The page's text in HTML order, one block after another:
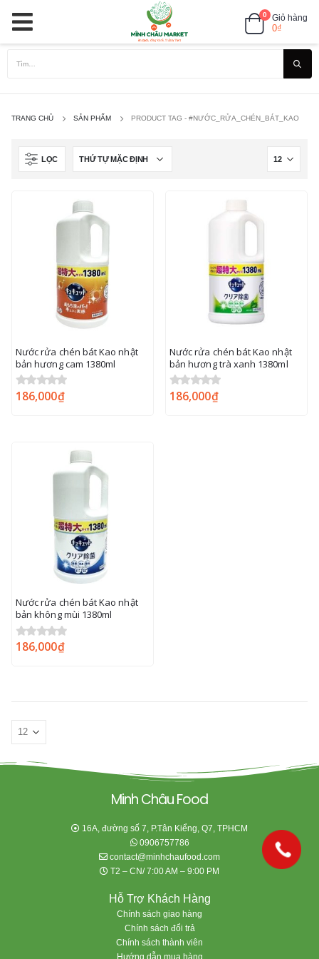
0 Giỏ hàng
0₫
TRANG CHỦ SẢN PHẨM PRODUCT TAG - #NƯỚC_RỬA_CHÉN_BÁT_KAO
LỌC
Nước rửa chén bát Kao nhật
bản hương cam 1380ml
0out of 5
186,000₫
Nước rửa chén bát Kao nhật
bản hương trà xanh 1380ml
0out of 5
186,000₫
Nước rửa chén bát Kao nhật
bản không mùi 1380ml
0out of 5
186,000₫
Minh Châu Food
16A, đường số 7, P.Tân Kiểng, Q7, TPHCM
0906757786
contact@minhchaufood.com
T2 – CN/ 7:00 AM – 9:00 PM
Hỗ Trợ Khách Hàng
Chính sách giao hàng
Chính sách đổi trả
Chính sách thành viên
Hướng dẫn mua hàng